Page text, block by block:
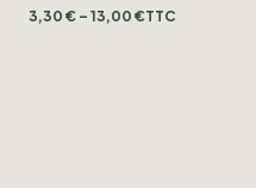
3,30 € – 13,00 €TTC